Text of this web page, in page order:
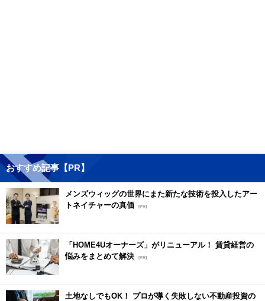
おすすめ記事【PR】
メンズウィッグの世界にまた新たな技術を投入したアー
トネイチャーの真価 [PR]
「HOME4Uオーナーズ」がリニューアル！ 賃貸経営の
悩みをまとめて解決 [PR]
土地なしでもOK！ プロが導く失敗しない不動産投資の